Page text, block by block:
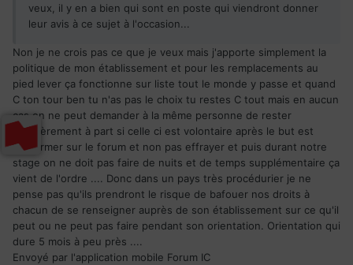
veux, il y en a bien qui sont en poste qui viendront donner
leur avis à ce sujet à l'occasion...
Non je ne crois pas ce que je veux mais j'apporte simplement la
politique de mon établissement et pour les remplacements au
pied lever ça fonctionne sur liste tout le monde y passe et quand
C ton tour ben tu n'as pas le choix tu restes C tout mais en aucun
cas on ne peut demander à la même personne de rester
régulièrement à part si celle ci est volontaire après le but est
d'informer sur le forum et non pas effrayer et puis durant notre
stage on ne doit pas faire de nuits et de temps supplémentaire ça
vient de l'ordre .... Donc dans un pays très procédurier je ne
pense pas qu'ils prendront le risque de bafouer nos droits à
chacun de se renseigner auprès de son établissement sur ce qu'il
peut ou ne peut pas faire pendant son orientation. Orientation qui
dure 5 mois à peu près ....
Envoyé par l'application mobile Forum IC